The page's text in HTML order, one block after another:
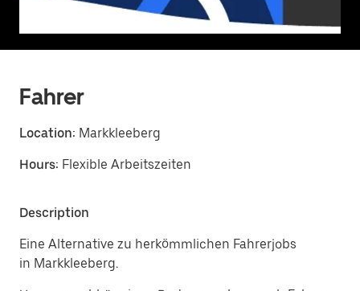
Fahrer
Location: Markkleeberg
Hours: Flexible Arbeitszeiten
Description
Eine Alternative zu herkömmlichen Fahrerjobs
in Markkleeberg.